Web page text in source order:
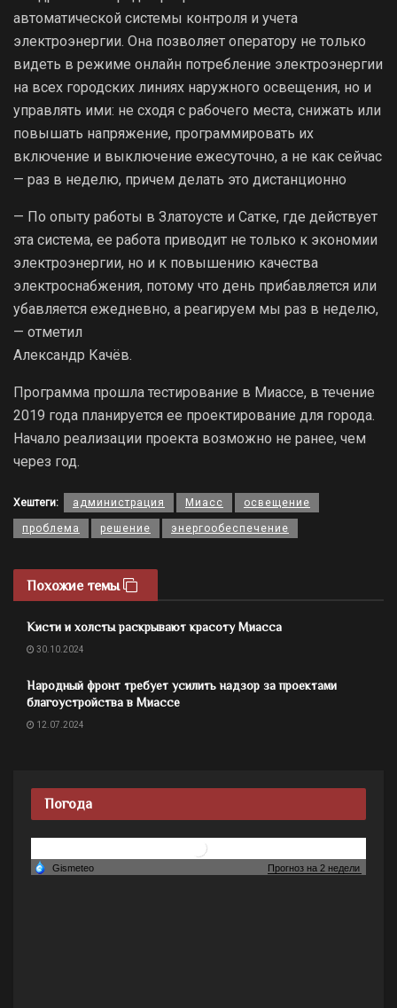
автоматической системы контроля и учета
электроэнергии. Она позволяет оператору не только
видеть в режиме онлайн потребление электроэнергии
на всех городских линиях наружного освещения, но и
управлять ими: не сходя с рабочего места, снижать или
повышать напряжение, программировать их
включение и выключение ежесуточно, а не как сейчас
— раз в неделю, причем делать это дистанционно
— По опыту работы в Златоусте и Сатке, где действует
эта система, ее работа приводит не только к экономии
электроэнергии, но и к повышению качества
электроснабжения, потому что день прибавляется или
убавляется ежедневно, а реагируем мы раз в неделю,
— отметил
Александр Качёв.
Программа прошла тестирование в Миассе, в течение
2019 года планируется ее проектирование для города.
Начало реализации проекта возможно не ранее, чем
через год.
Хештеги: администрация Миасс освещение
проблема решение энергообеспечение
Похожие темы
Кисти и холсты раскрывают красоту Миасса
30.10.2024
Народный фронт требует усилить надзор за проектами
благоустройства в Миассе
12.07.2024
Погода